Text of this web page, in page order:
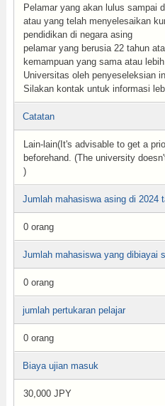
Pelamar yang akan lulus sampai
atau yang telah menyelesaikan
pendidikan di negara asing
pelamar yang berusia 22 tahun
kemampuan yang sama atau
Universitas oleh penyeseleksian
Silakan kontak untuk informasi
Catatan
Lain-lain(It's advisable to get a
beforehand. (The university
)
Jumlah mahasiswa asing di 2024
0 orang
Jumlah mahasiswa yang dibiayai
0 orang
jumlah pertukaran pelajar
0 orang
Biaya ujian masuk
30,000 JPY